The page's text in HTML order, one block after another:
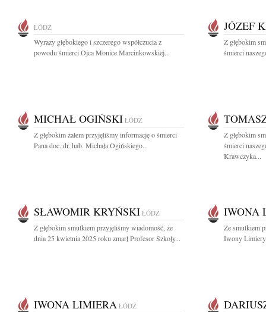
ŁÓDŹ
Wyrazy głębokiego i szczerego współczucia z
powodu śmierci Ojca Monice Marcinkowskiej...
JÓZEF
Z głębokim
śmierci
MICHAŁ OGIŃSKI ŁÓDŹ
Z głębokim żalem przyjęliśmy informację o śmierci
Pana doc. dr. hab. Michała Ogińskiego...
Z głębokim
śmierci
Krawczyka...
SŁAWOMIR KRYŃSKI ŁÓDŹ
Z głębokim smutkiem przyjęliśmy wiadomość, że
dnia 25 kwietnia 2025 roku zmarł Profesor Szkoły...
IWONA
Ze smutkiem
Iwony
IWONA LIMIERA ŁÓDŹ